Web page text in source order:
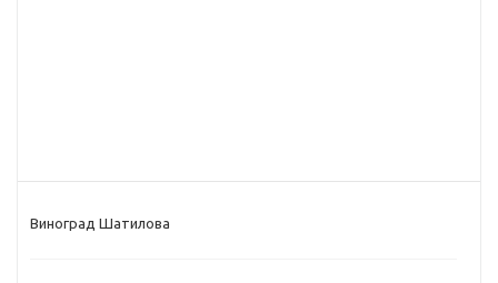
Виноград Шатилова